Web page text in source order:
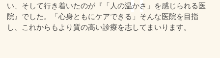
い、そして行き着いたのが『「人の温かさ」を感じられる医
院』でした。「心身ともにケアできる」そんな医院を目指
し、これからもより質の高い診療を志してまいります。